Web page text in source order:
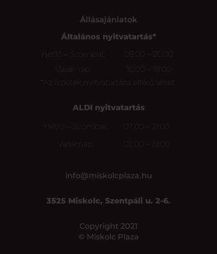
Állásajánlatok
Általános nyitvatartás*
Hétfő – Szombat:
09:00 – 20:00
Vasárnap:
*Az üzletek nyitvatartása eltérő lehet.
ALDI nyitvatartás
Hétfő – Szombat:
07:00 – 21:00
Vasárnap:
info@miskolcplaza.hu
3525 Miskolc, Szentpáli u. 2-6.
Copyright 2021
© Miskolc Plaza